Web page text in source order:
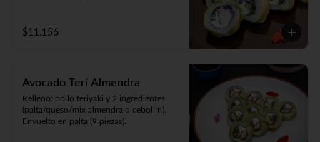
$11.156
Avocado Teri Almendra
Relleno: pollo teriyaki y 2 ingredientes
(palta/queso/mix almendra o cebollín).
Envuelto en palta (9 piezas).